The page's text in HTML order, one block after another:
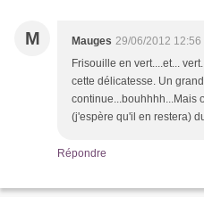
M Mauges 29/06/2012 12:56
Frisouille en vert....et...
cette délicatesse. Un
continue...bouhhhh...Mais
(j'espère qu'il en restera)
Répondre